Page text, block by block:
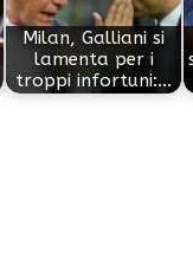
Milan, Galliani si
lamenta per i
troppi infortuni:…